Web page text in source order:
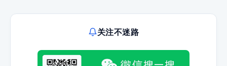
关注不迷路